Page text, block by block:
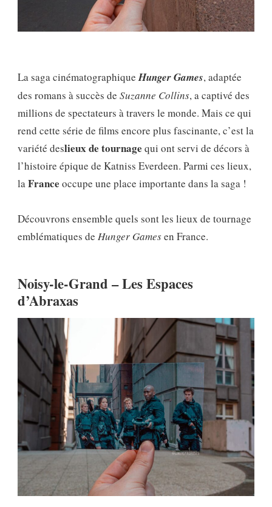
La saga cinématographiqueHunger Games, adaptée
des romans à succès de Suzanne Collins, a captivé des
millions de spectateurs à travers le monde. Mais ce qui
rend cette série de films encore plus fascinante, c’est la
variété deslieux de tournage qui ont servi de décors à
l’histoire épique de Katniss Everdeen. Parmi ces lieux,
laFrance occupe une place importante dans la saga !
Découvrons ensemble quels sont les lieux de tournage
emblématiques de Hunger Gamesen France.
Noisy-le-Grand – Les Espaces
d’Abraxas